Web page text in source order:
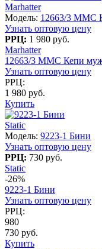
Marhatter
Модель: 12663/3 MMC
Узнать оптовую цену
РРЦ: 1 980 руб.
Marhatter
12663/3 MMC Кепи
Узнать оптовую цену
РРЦ:
1 980 руб.
Купить
Static
Модель: 9223-1 Бини
Узнать оптовую цену
РРЦ: 730 руб.
Static
-26%
9223-1 Бини
Узнать оптовую цену
РРЦ:
980
730 руб.
Купить